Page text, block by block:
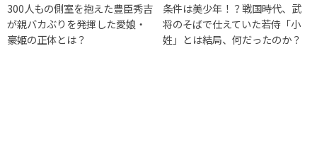
300人もの側室を抱えた豊臣秀吉
が親バカぶりを発揮した愛娘・
豪姫の正体とは？
条件は美少年！？戦国時代、武
将のそばで仕えていた若侍「小
姓」とは結局、何だったのか？